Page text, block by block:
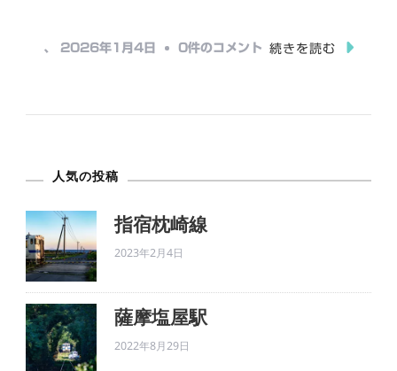
中…
、 2026年1月4日 日
0件のコメント 続きを読む
人気の投稿
指宿枕崎線
2023年2月4日
薩摩塩屋駅
2022年8月29日